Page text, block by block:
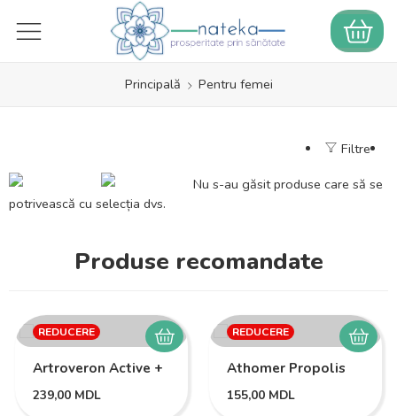
Principală Pentru femei
Filtre
Nu s-au găsit produse care să se
potrivească cu selecția dvs.
Produse recomandate
REDUCERE
Artroveron Active +
239,00 MDL
REDUCERE
Athomer Propolis
155,00 MDL